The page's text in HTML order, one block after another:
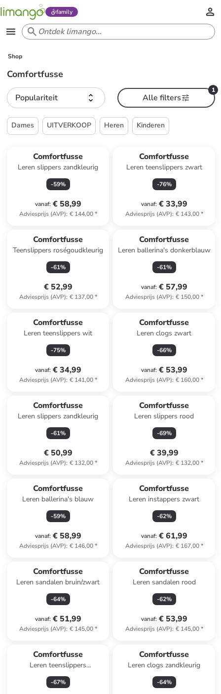
family
Shop
Comfortfusse
Populariteit
1
Alle filters
Dames UITVERKOOP Heren Kinderen
Comfortfusse
Leren slippers zandkleurig
-59%
vanaf: € 58,99
Adviesprijs (AVP): € 144,00*
Comfortfusse
Leren teenslippers zwart
-76%
vanaf: € 33,99
Adviesprijs (AVP): € 143,00*
Comfortfusse
Teenslippers roségoudkleurig
-61%
€ 52,99
Adviesprijs (AVP): € 137,00*
Comfortfusse
Leren ballerina's donkerblauw
-61%
vanaf: € 57,99
Adviesprijs (AVP): € 150,00*
Comfortfusse
Leren teenslippers wit
-75%
vanaf: € 34,99
Adviesprijs (AVP): € 141,00*
Comfortfusse
Leren clogs zwart
-66%
vanaf: € 53,99
Adviesprijs (AVP): € 160,00*
Comfortfusse
Leren slippers zandkleurig
-61%
€ 50,99
Adviesprijs (AVP): € 132,00*
Comfortfusse
Leren slippers rood
-69%
€ 39,99
Adviesprijs (AVP): € 132,00*
Comfortfusse
Leren ballerina's blauw
-59%
vanaf: € 58,99
Adviesprijs (AVP): € 146,00*
Comfortfusse
Leren instappers zwart
-62%
vanaf: € 61,99
Adviesprijs (AVP): € 167,00*
Comfortfusse
Leren sandalen bruin/zwart
-64%
vanaf: € 51,99
Adviesprijs (AVP): € 145,00*
Comfortfusse
Leren sandalen rood
-62%
vanaf: € 53,99
Adviesprijs (AVP): € 145,00*
Comfortfusse
Leren teenslippers
roségoudkleurig
-67%
Comfortfusse
Leren clogs zandkleurig
-64%